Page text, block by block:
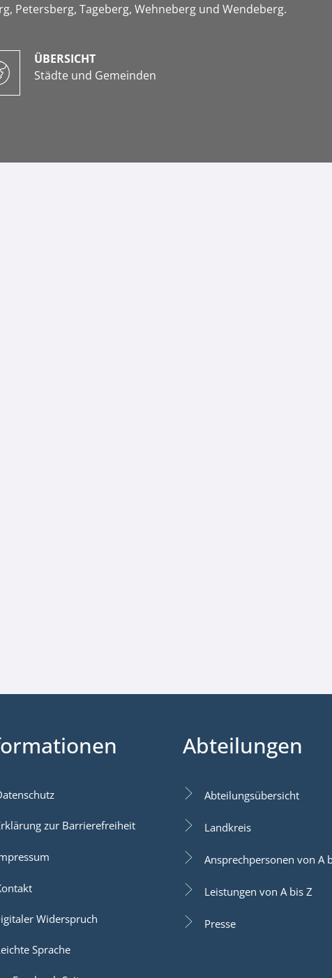
Petersberg, Tageberg, Wehneberg und Wendeberg.
ÜBERSICHT
Städte und Gemeinden
zur Barrierefreiheit
Widerspruch
Sprache
Abteilungen
Abteilungsübersicht
Landkreis
Ansprechpersonen von A
Leistungen von A bis Z
Presse